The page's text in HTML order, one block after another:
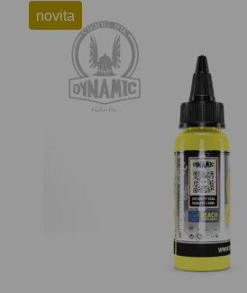
novita